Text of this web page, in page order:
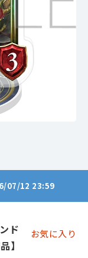
07/12 23:59
ド
】
お気に入り